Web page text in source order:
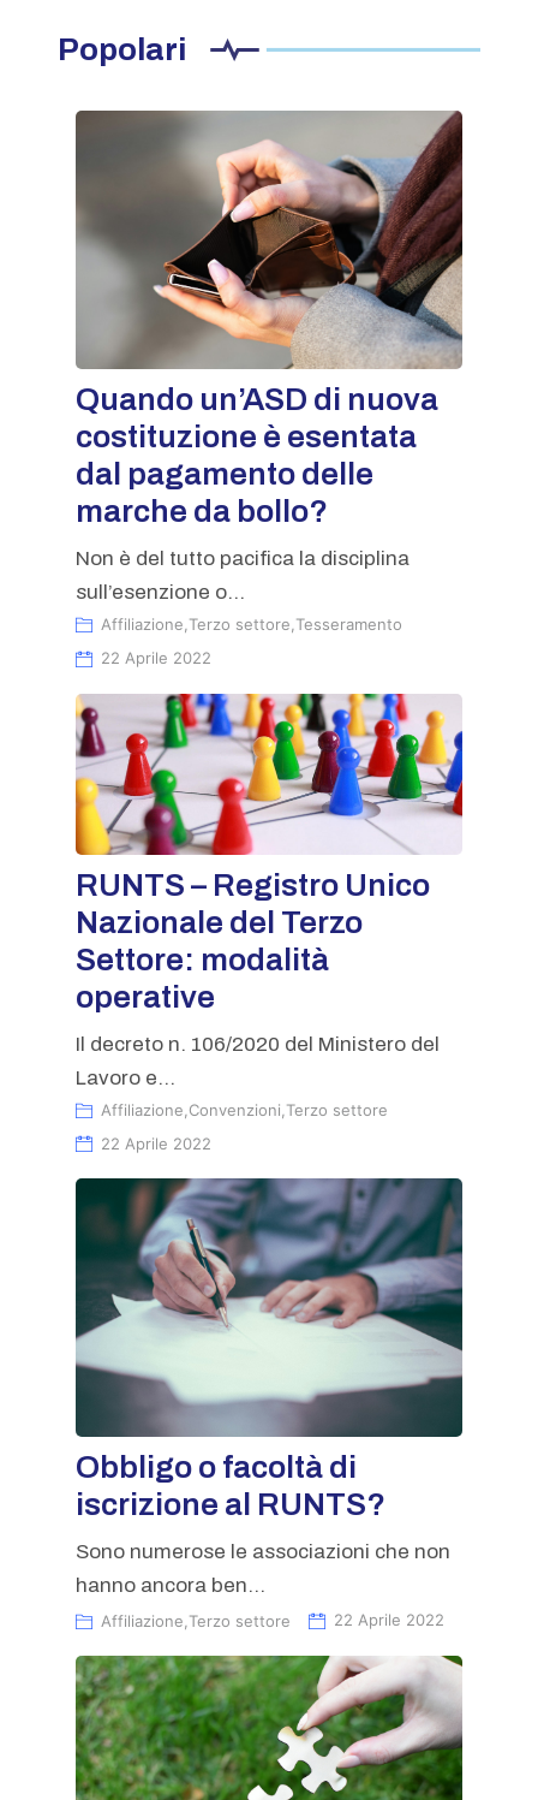
Popolari
Quando un’ASD di nuova
costituzione è esentata
dal pagamento delle
marche da bollo?
Non è del tutto pacifica la disciplina
sull’esenzione o...
Affiliazione Terzo settore Tesseramento
22 Aprile 2022
RUNTS – Registro Unico
Nazionale del Terzo
Settore: modalità
operative
Il decreto n. 106/2020 del Ministero del
Lavoro e...
Affiliazione Convenzioni Terzo settore
22 Aprile 2022
Obbligo o facoltà di
iscrizione al RUNTS?
Sono numerose le associazioni che non
hanno ancora ben...
Affiliazione Terzo settore 22 Aprile 2022